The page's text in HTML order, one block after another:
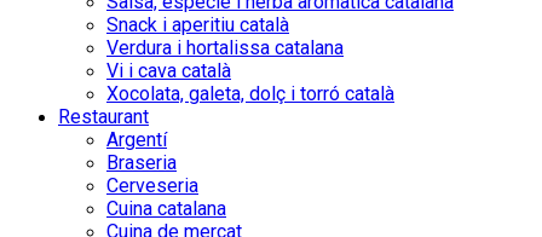
Snack i aperitiu català
Verdura i hortalissa catalana
Vi i cava català
Xocolata, galeta, dolç i torró català
Restaurant
Argentí
Braseria
Cerveseria
Cuina catalana
Cuina de mercat